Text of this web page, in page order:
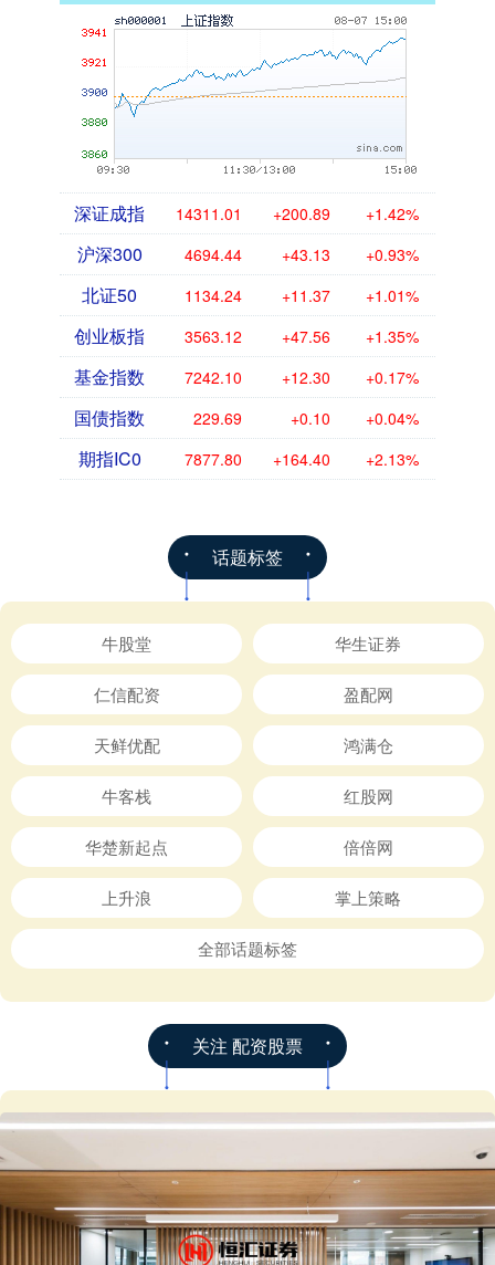
深证成指 14311.01 +200.89 +1.42%
沪深300 4694.44 +43.13 +0.93%
北证50 1134.24 +11.37 +1.01%
创业板指 3563.12 +47.56 +1.35%
基金指数 7242.10 +12.30 +0.17%
国债指数 229.69 +0.10 +0.04%
期指IC0 7877.80 +164.40 +2.13%
话题标签
牛股堂 华生证券
仁信配资 盈配网
天鲜优配 鸿满仓
牛客栈 红股网
华楚新起点 倍倍网
上升浪 掌上策略
全部话题标签
关注 配资股票